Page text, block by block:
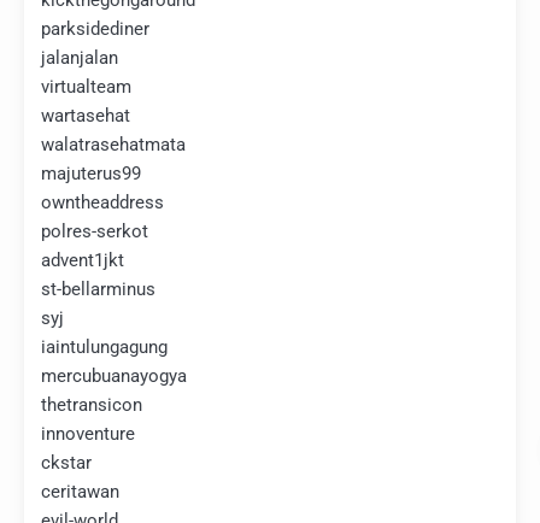
parksidediner
jalanjalan
virtualteam
wartasehat
walatrasehatmata
majuterus99
owntheaddress
polres-serkot
advent1jkt
st-bellarminus
syj
iaintulungagung
mercubuanayogya
thetransicon
innoventure
ckstar
ceritawan